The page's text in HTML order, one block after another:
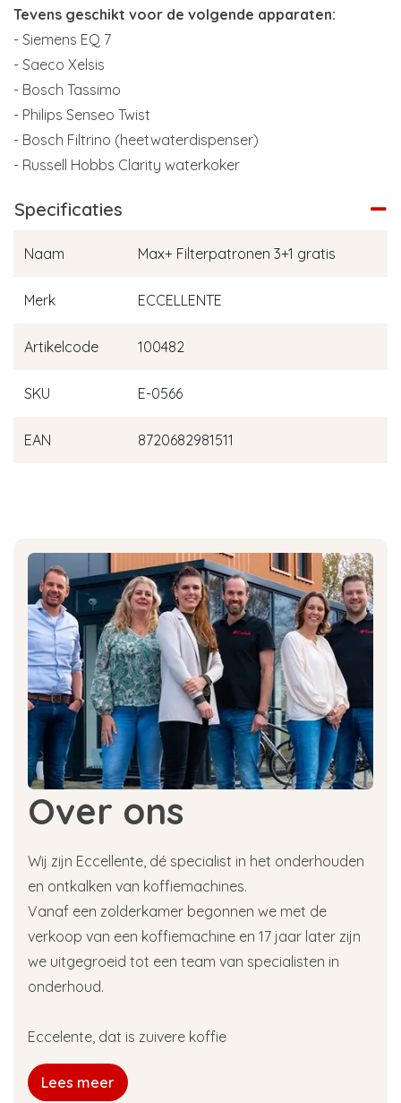
Tevens geschikt voor de volgende apparaten:
- Siemens EQ 7
- Saeco Xelsis
- Bosch Tassimo
- Philips Senseo Twist
- Bosch Filtrino (heetwaterdispenser)
- Russell Hobbs Clarity waterkoker
Specificaties
Naam Max+ Filterpatronen 3+1 gratis
Merk ECCELLENTE
Artikelcode 100482
SKU E-0566
EAN 8720682981511
Over ons
Wij zijn Eccellente, dé specialist in het onderhouden
en ontkalken van koffiemachines.
Vanaf een zolderkamer begonnen we met de
verkoop van een koffiemachine en 17 jaar later zijn
we uitgegroeid tot een team van specialisten in
onderhoud.
Eccelente, dat is zuivere koffie
Lees meer